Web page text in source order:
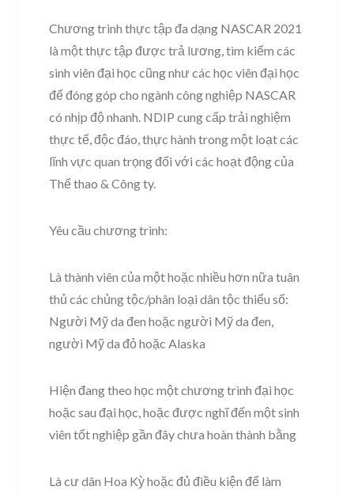
Chương trình thực tập đa dạng NASCAR 2021
là một thực tập được trả lương, tìm kiếm các
sinh viên đại học cũng như các học viên đại học
để đóng góp cho ngành công nghiệp NASCAR
có nhịp độ nhanh. NDIP cung cấp trải nghiệm
thực tế, độc đáo, thực hành trong một loạt các
lĩnh vực quan trọng đối với các hoạt động của
Thể thao & Công ty.
Yêu cầu chương trình:
Là thành viên của một hoặc nhiều hơn nữa tuân
thủ các chủng tộc/phân loại dân tộc thiểu số:
Người Mỹ da đen hoặc người Mỹ da đen,
người Mỹ da đỏ hoặc Alaska
Hiện đang theo học một chương trình đại học
hoặc sau đại học, hoặc được nghĩ đến một sinh
viên tốt nghiệp gần đây chưa hoàn thành bằng
Là cư dân Hoa Kỳ hoặc đủ điều kiện để làm